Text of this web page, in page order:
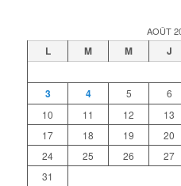
AOÛT
L M M J
3
4 5 6
10
11 12 13
17
18 19 20
24
25 26 27
31